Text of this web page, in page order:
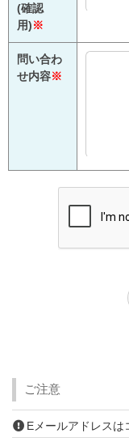
(確認
用)※
問い合わ
せ内容※
ご注意
Eメールアドレスは